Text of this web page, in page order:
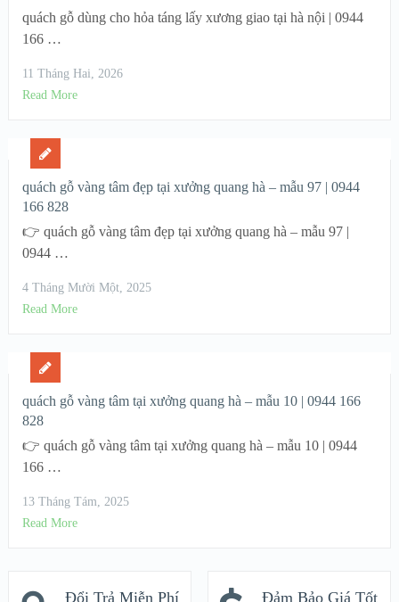
quách gỗ dùng cho hỏa táng lấy xương giao tại hà nội | 0944
166 …
11 Tháng Hai, 2026
Read More
quách gỗ vàng tâm đẹp tại xưởng quang hà – mẫu 97 | 0944
166 828
👉 quách gỗ vàng tâm đẹp tại xưởng quang hà – mẫu 97 |
0944 …
4 Tháng Mười Một, 2025
Read More
quách gỗ vàng tâm tại xưởng quang hà – mẫu 10 | 0944 166
828
👉 quách gỗ vàng tâm tại xưởng quang hà – mẫu 10 | 0944
166 …
13 Tháng Tám, 2025
Read More
Đổi Trả Miễn Phí
Đảm Bảo Giá Tốt